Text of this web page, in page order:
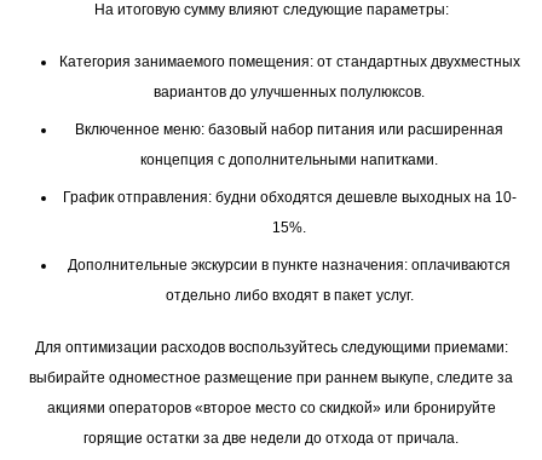
На итоговую сумму влияют следующие параметры:
Категория занимаемого помещения: от стандартных двухместных
вариантов до улучшенных полулюксов.
Включенное меню: базовый набор питания или расширенная
концепция с дополнительными напитками.
График отправления: будни обходятся дешевле выходных на 10-
15%.
Дополнительные экскурсии в пункте назначения: оплачиваются
отдельно либо входят в пакет услуг.
Для оптимизации расходов воспользуйтесь следующими приемами:
выбирайте одноместное размещение при раннем выкупе, следите за
акциями операторов «второе место со скидкой» или бронируйте
горящие остатки за две недели до отхода от причала.